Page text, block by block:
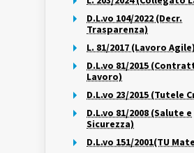
D.L.vo 104/2022 (Decr.
Trasparenza)
L. 81/2017 (Lavoro Agile)
D.L.vo 81/2015
Lavoro)
D.L.vo 23/2015 (Tutele
D.L.vo 81/2008 (Salute e
Sicurezza)
D.L.vo 151/2001(TU